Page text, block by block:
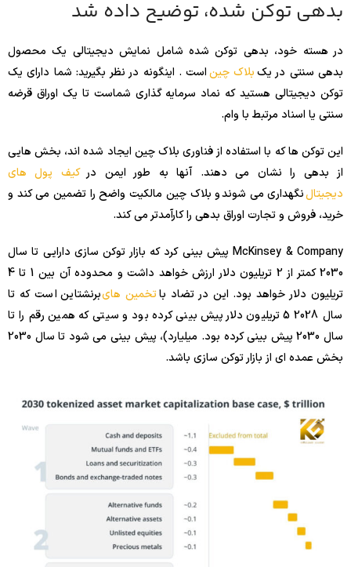
بدهی توکن شده، توضیح داده شد
در هسته خود، بدهی توکن شده شامل نمایش دیجیتالی یک محصول
بدهی سنتی در یکبلاک چیناست . اینگونه در نظر بگیرید: شما دارای یک
توکن دیجیتالی هستید که نماد سرمایه گذاری شماست تا یک اوراق قرضه
سنتی یا اسناد مرتبط با وام.
این توکن ها که با استفاده از فناوری بلاک چین ایجاد شده اند، بخش هایی
از بدهی را نشان می دهند. آنها به طور ایمن درکیف پول های
دیجیتالنگهداری می شوند و بلاک چین مالکیت واضح را تضمین می کند و
خرید، فروش و تجارت اوراق بدهی را کارآمدتر می کند.
McKinsey & Company پیش بینی کرد که بازار توکن سازی دارایی تا سال
2030 کمتر از 2 تریلیون دلار ارزش خواهد داشت و محدوده آن بین 1 تا 4
تریلیون دلار خواهد بود. این در تضاد باتخمین هایبرنشتاین است که تا
سال 2028 5 تریلیون دلار پیش بینی کرده بود و سیتی که همین رقم را تا
سال 2030 پیش بینی کرده بود. میلیارد)، پیش بینی می شود تا سال 2030
بخش عمده ای از بازار توکن سازی باشد.